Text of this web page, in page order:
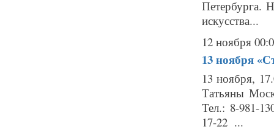
Петербурга.
искусства...
12 ноября
13 ноября
13 ноября,
Татьяны
Тел.: 8-981-
17-22 ...